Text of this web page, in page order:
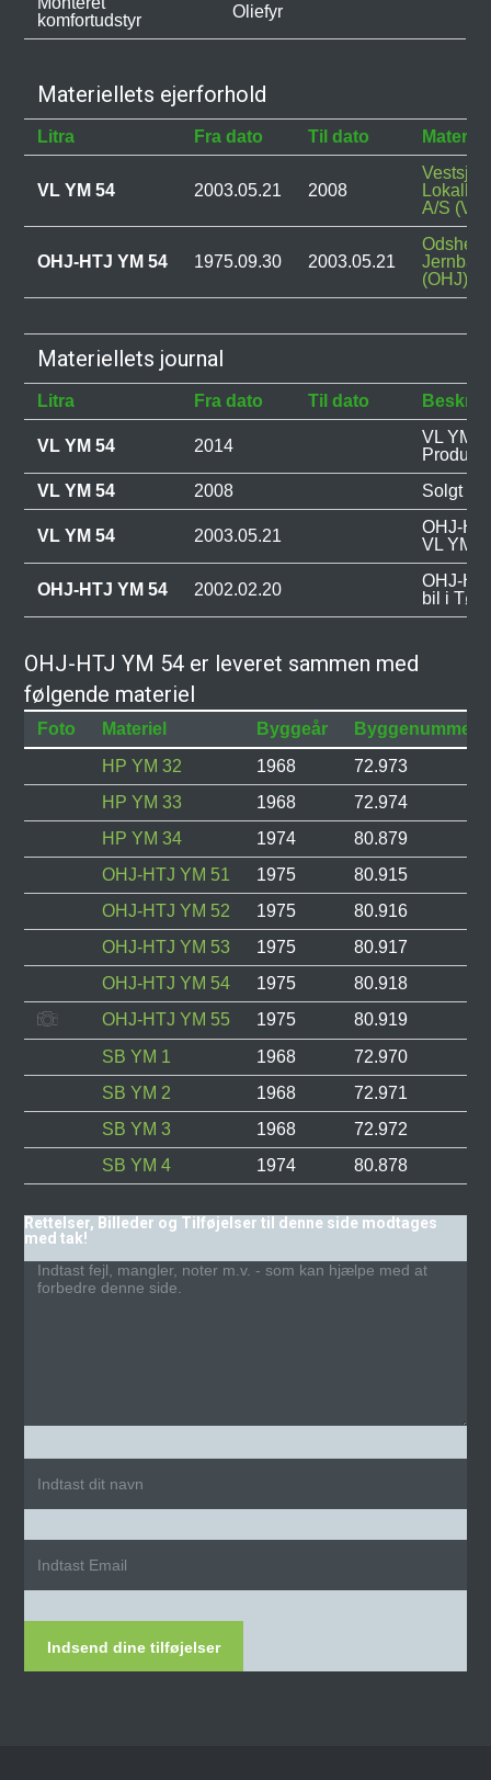
komfortudstyr
Oliefyr
Materiellets ejerforhold
Litra Fra dato Til dato
VL YM 54 2003.05.21 2008
A/S (VL)
OHJ-HTJ YM 54 1975.09.30 2003.05.21
(OHJ)
Materiellets journal
Litra Fra dato Til dato
VL YM 54 2014
VL YM
Produkt
VL YM 54
2008 Solgt til
VL YM 54 2003.05.21
OHJ-
VL YM
OHJ-HTJ YM 54 2002.02.20
OHJ-
bil i
OHJ-HTJ YM 54 er leveret sammen med
følgende materiel
Foto Materiel Byggeår
Byggenummer
HP YM 32
1968
72.973
HP YM 33
1968
72.974
HP YM 34
1974
80.879
OHJ-HTJ YM 51
1975
80.915
OHJ-HTJ YM 52
1975
80.916
OHJ-HTJ YM 53
1975
80.917
OHJ-HTJ YM 54
1975
80.918
OHJ-HTJ YM 55
1975
80.919
SB YM 1
1968
72.970
SB YM 2
1968
72.971
SB YM 3
1968
72.972
SB YM 4
1974 80.878
Rettelser, Billeder og Tilføjelser til denne side modtages
med tak!
Indsend dine tilføjelser